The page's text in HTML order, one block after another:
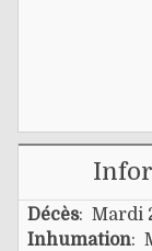
Décès: Mardi
Inhumation: